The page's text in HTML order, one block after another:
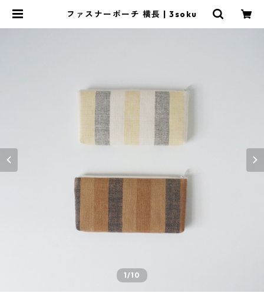
ファスナーポーチ 横長 | 3soku
1/10